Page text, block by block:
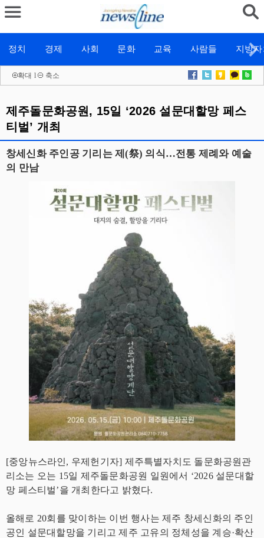
정치 경제 사회 문화 교육 사람들 지방
확대 l 축소
제주돌문화공원, 15일 ‘2026 설문대할망 페스
티벌’ 개최
창세신화 주인공 기리는 제(祭) 의식…전통 제례와 예술
의 만남
[중앙뉴스라인, 우제헌기자] 제주특별자치도 돌문화공원관
리소는 오는 15일 제주돌문화공원 일원에서 ‘2026 설문대할
망 페스티벌’을 개최한다고 밝혔다.
올해로 20회를 맞이하는 이번 행사는 제주 창세신화의 주인
공인 설문대할망을 기리고 제주 고유의 정체성을 계승·확산